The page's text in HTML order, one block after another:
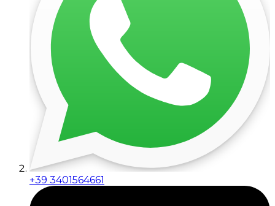
+39 3401564661